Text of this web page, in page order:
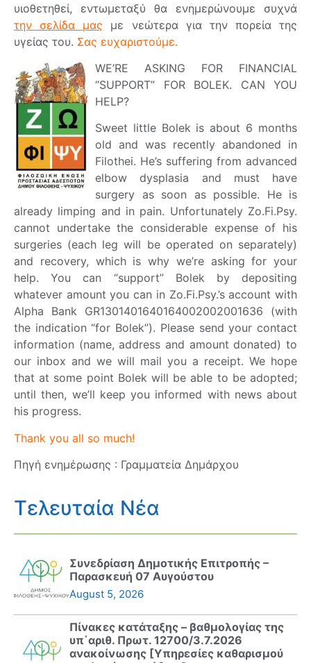
υιοθετηθεί, εντωμεταξύ θα ενημερώνουμε συχνά
την σελίδα μας με νεώτερα για την πορεία της
υγείας του. Σας ευχαριστούμε.
WE’RE ASKING FOR FINANCIAL
“SUPPORT” FOR BOLEK. CAN YOU
HELP?
Sweet little Bolek is about 6 months
old and was recently abandoned in
Filothei. He’s suffering from advanced
elbow dysplasia and must have
surgery as soon as possible. He is
already limping and in pain. Unfortunately Zo.Fi.Psy.
cannot undertake the considerable expense of his
surgeries (each leg will be operated on separately)
and recovery, which is why we’re asking for your
help. You can “support” Bolek by depositing
whatever amount you can in Zo.Fi.Psy.’s account with
Alpha Bank GR1301401640164002002001636 (with
the indication “for Bolek”). Please send your contact
information (name, address and amount donated) to
our inbox and we will mail you a receipt. We hope
that at some point Bolek will be able to be adopted;
until then, we’ll keep you informed with news about
his progress.
Thank you all so much!
Πηγή ενημέρωσης : Γραμματεία Δημάρχου
Τελευταία Νέα
Συνεδρίαση Δημοτικής Επιτροπής –
Παρασκευή 07 Αυγούστου
August 5, 2026
Πίνακες κατάταξης – βαθμολογίας της
υπ΄αριθ. Πρωτ. 12700/3.7.2026
ανακοίνωσης [Υπηρεσίες καθαρισμού